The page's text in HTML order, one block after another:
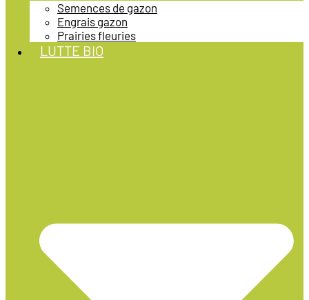
Semences de gazon
Engrais gazon
Prairies fleuries
LUTTE BIO